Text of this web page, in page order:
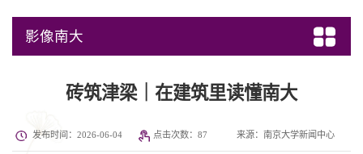
影像南大
砖筑津梁｜在建筑里读懂南大
发布时间：2026-06-04 点击次数： 87 来源：南京大学新闻中心